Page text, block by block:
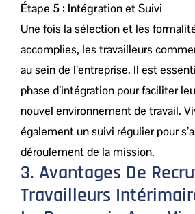
Étape 5 : Intégration et Suivi
Une fois la sélection et les
accomplies, les travailleurs
au sein de l’entreprise. Il est
phase d’intégration pour faciliter
nouvel environnement de travail.
également un suivi régulier pour
déroulement de la mission.
3. Avantages De
Travailleurs